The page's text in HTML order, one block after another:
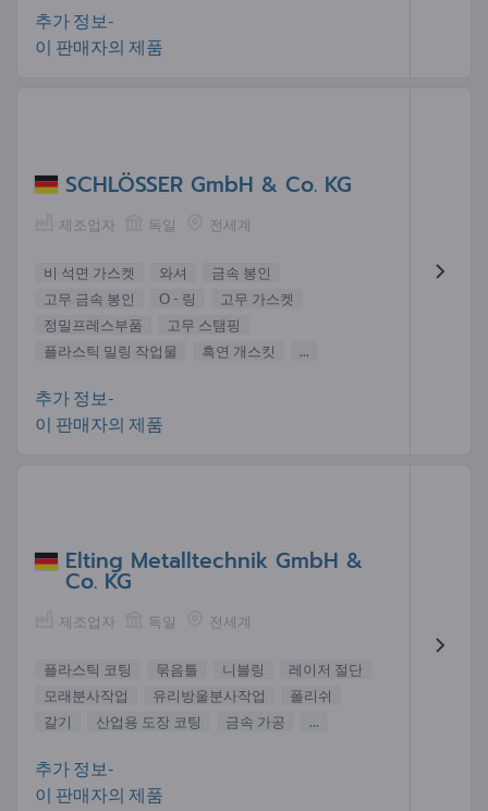
추가 정보-
이 판매자의 제품
SCHLÖSSER GmbH & Co. KG
제조업자 독일 전세계
비 석면 가스켓 와셔
금속 봉인
고무 금속 봉인
O - 링
고무 가스켓
정밀프레스부품
고무 스탬핑
플라스틱 밀링 작업물
흑연 개스킷 ...
추가 정보-
이 판매자의 제품
Elting Metalltechnik GmbH &
Co. KG
제조업자 독일 전세계
플라스틱 코팅 묶음틀 니블링
레이저 절단
모래분사작업
유리방울분사작업
폴리쉬
갈기
산업용 도장 코팅 금속 가공 ...
추가 정보-
이 판매자의 제품